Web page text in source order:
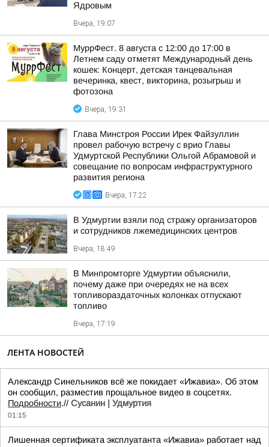
Ядровым
Вчера, 19:07
МуррФест. 8 августа с 12:00 до 17:00 в
Летнем саду отметят Международный день
кошек: Концерт, детская танцевальная
вечеринка, квест, викторина, розыгрыш и
фотозона
Вчера, 19:31
Глава Минстроя России Ирек Файзуллин
провел рабочую встречу с врио Главы
Удмуртской Республики Ольгой Абрамовой и
совещание по вопросам инфраструктурного
развития региона
Вчера, 17:22
В Удмуртии взяли под стражу организаторов
и сотрудников лжемедицинских центров
Вчера, 18:49
В Минпромторге Удмуртии объяснили,
почему даже при очередях не на всех
топливораздаточных колонках отпускают
топливо
Вчера, 17:19
ЛЕНТА НОВОСТЕЙ
Александр Синельников всё же покидает «Ижавиа». Об этом
он сообщил, разместив прощальное видео в соцсетях.
Подробности.// Сусанин | Удмуртия
01:15
Лишенная сертификата эксплуатанта «Ижавиа» работает над